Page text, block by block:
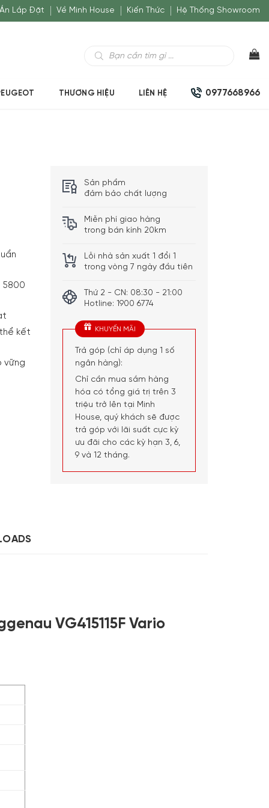
Lắp Đặt Về Minh House Kiến Thức Hệ Thống Showroom
kiếm
THƯƠNG HIỆU LIÊN HỆ 0977668966
5800
kết
vững
Sản phẩm
đảm bảo chất lượng
Miễn phí giao hàng
trong bán kính 20km
Lỗi nhà sản xuất 1 đổi 1
trong vòng 7 ngày đầu tiên
Thứ 2 - CN: 08:30 - 21:00
Hotline: 1900 6774
KHUYẾN MÃI
Trả góp (chỉ áp dụng 1 số
ngân hàng):
Chỉ cần mua sắm hàng
hóa có tổng giá trị trên 3
triệu trở lên tại Minh
House, quý khách sẽ được
trả góp với lãi suất cực kỳ
ưu đãi cho các kỳ hạn 3, 6,
9 và 12 tháng.
VG415115F Vario